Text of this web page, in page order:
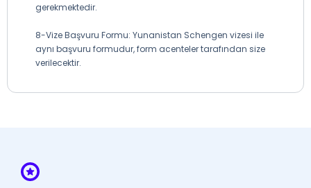
gerekmektedir.
8-Vize Başvuru Formu: Yunanistan Schengen vizesi ile
aynı başvuru formudur, form acenteler tarafından size
verilecektir.